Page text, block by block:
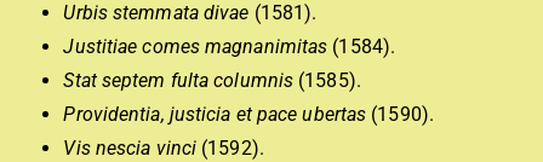
Urbis stemmata divae (1581).
Justitiae comes magnanimitas (1584).
Stat septem fulta columnis (1585).
Providentia, justicia et pace ubertas (1590).
Vis nescia vinci (1592).